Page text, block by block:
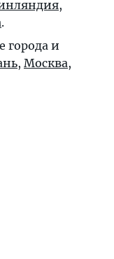
,
.
города и
, Москва,